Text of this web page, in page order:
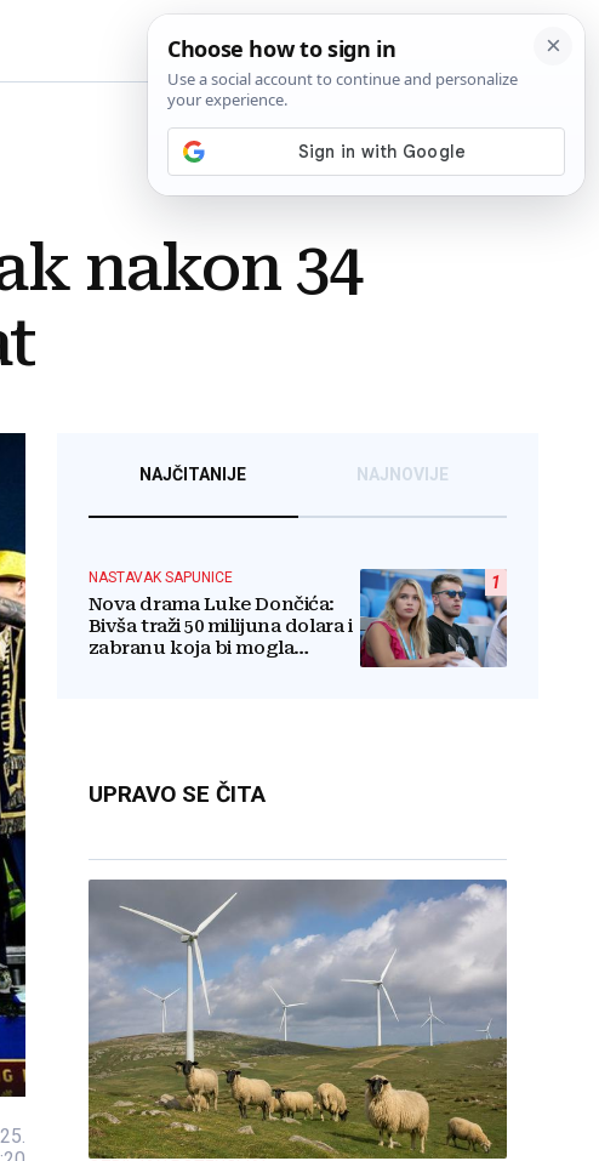
nakon 34
NAJČITANIJE NAJNOVIJE
1
NASTAVAK SAPUNICE
Nova drama Luke Dončića:
Bivša traži 50 milijuna dolara i
zabranu koja bi mogla
UPRAVO SE ČITA